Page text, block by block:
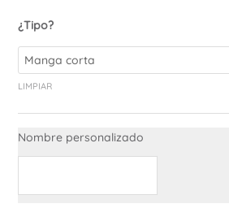
¿Tipo?
LIMPIAR
Nombre personalizado